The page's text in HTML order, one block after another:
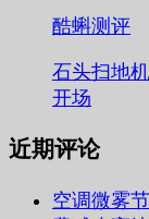
酷蝌测评
石头扫地
开场
近期评论
空调微雾